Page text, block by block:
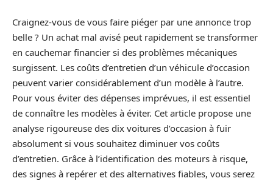
Craignez-vous de vous faire piéger par une annonce trop
belle ? Un achat mal avisé peut rapidement se transformer
en cauchemar financier si des problèmes mécaniques
surgissent. Les coûts d’entretien d’un véhicule d’occasion
peuvent varier considérablement d’un modèle à l’autre.
Pour vous éviter des dépenses imprévues, il est essentiel
de connaître les modèles à éviter. Cet article propose une
analyse rigoureuse des dix voitures d’occasion à fuir
absolument si vous souhaitez diminuer vos coûts
d’entretien. Grâce à l’identification des moteurs à risque,
des signes à repérer et des alternatives fiables, vous serez